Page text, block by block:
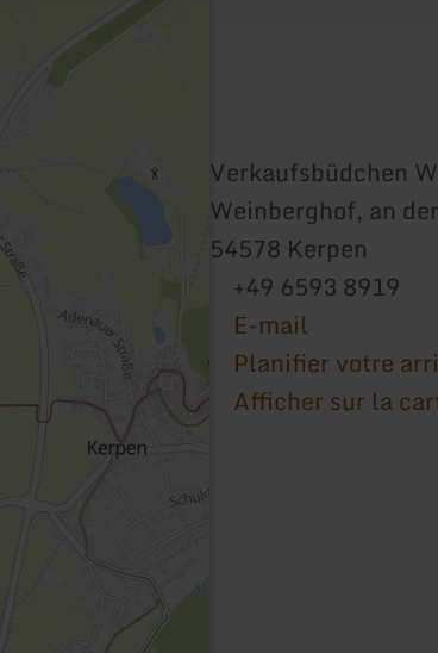
Verkaufsbüdchen
Weinberghof, an
54578 Kerpen
+49 6593 8919
E-mail
Planifier votre
Afficher sur la